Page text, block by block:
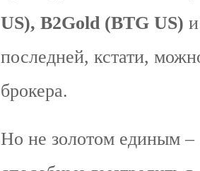
US), B2Gold (BTG US)
последней, кстати,
брокера.
Но не золотом единым –